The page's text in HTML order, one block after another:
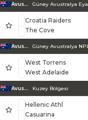
Avustralya
Croatia Raiders
The Cove
Avustralya Güney Avustralya NPL
West Torrens
West Adelaide
Avustralya Kuzey Bölgesi
Hellenic Athl
Casuarina